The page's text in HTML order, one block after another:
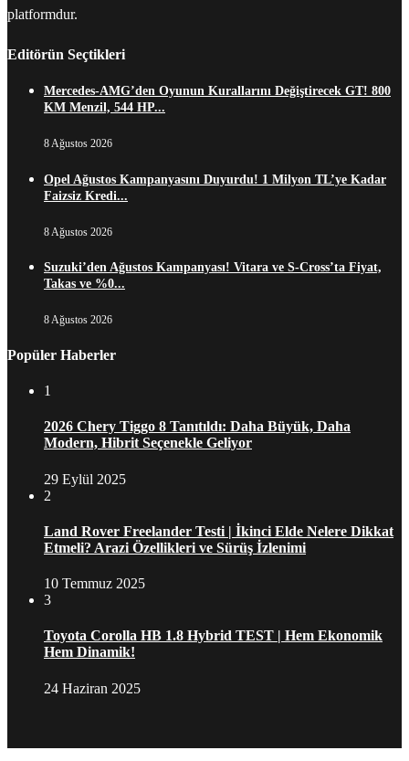
platformdur.
Editörün Seçtikleri
Mercedes-AMG’den Oyunun Kurallarını Değiştirecek GT! 800
KM Menzil, 544 HP...
8 Ağustos 2026
Opel Ağustos Kampanyasını Duyurdu! 1 Milyon TL’ye Kadar
Faizsiz Kredi...
8 Ağustos 2026
Suzuki’den Ağustos Kampanyası! Vitara ve S-Cross’ta Fiyat,
Takas ve %0...
8 Ağustos 2026
Popüler Haberler
1
2026 Chery Tiggo 8 Tanıtıldı: Daha Büyük, Daha
Modern, Hibrit Seçenekle Geliyor
29 Eylül 2025
2
Land Rover Freelander Testi | İkinci Elde Nelere Dikkat
Etmeli? Arazi Özellikleri ve Sürüş İzlenimi
10 Temmuz 2025
3
Toyota Corolla HB 1.8 Hybrid TEST | Hem Ekonomik
Hem Dinamik!
24 Haziran 2025